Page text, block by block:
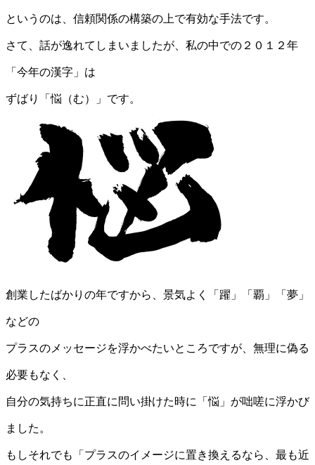
というのは、信頼関係の構築の上で有効な手法です。
さて、話が逸れてしまいましたが、私の中での２０１２年
「今年の漢字」は
ずばり「悩（む）」です。
創業したばかりの年ですから、景気よく「躍」「覇」「夢」
などの
プラスのメッセージを浮かべたいところですが、無理に偽る
必要もなく、
自分の気持ちに正直に問い掛けた時に「悩」が咄嗟に浮かび
ました。
もしそれでも「プラスのイメージに置き換えるなら、最も近